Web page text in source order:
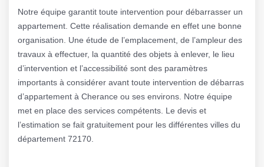
Notre équipe garantit toute intervention pour débarrasser un
appartement. Cette réalisation demande en effet une bonne
organisation. Une étude de l’emplacement, de l’ampleur des
travaux à effectuer, la quantité des objets à enlever, le lieu
d’intervention et l’accessibilité sont des paramètres
importants à considérer avant toute intervention de débarras
d’appartement à Cherance ou ses environs. Notre équipe
met en place des services compétents. Le devis et
l’estimation se fait gratuitement pour les différentes villes du
département 72170.